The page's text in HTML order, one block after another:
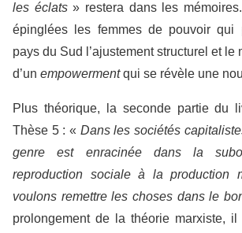
les éclats» restera dans les
épinglées les femmes de pouvoir qui
pays du Sud l’ajustement structurel et le
d’un empowermentqui se révèle une
Plus théorique, la seconde partie du
Thèse 5 : « Dans les sociétés
genre est enracinée dans la
reproduction sociale à la production
voulons remettre les choses dans le
prolongement de la théorie marxiste, il